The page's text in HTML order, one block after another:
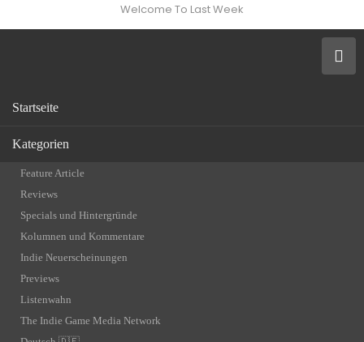
Welcome To Last Week
Startseite
Kategorien
Feature Article
Reviews
Specials und Hintergründe
Kolumnen und Kommentare
Indie Neuerscheinungen
Previews
Listenwahn
The Indie Game Media Network